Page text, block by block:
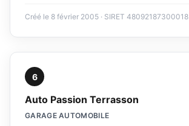
Créé le 8 février 2005 · SIRET 48092187300018
6
Auto Passion Terrasson
GARAGE AUTOMOBILE